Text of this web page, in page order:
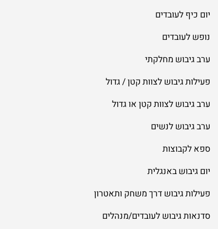
יום כיף לעובדים
נופש לעובדים
ערב גיבוש מחלקתי
פעילות גיבוש לצוות קטן / גדול
ערב גיבוש לצוות קטן או גדול
ערב גיבוש לנשים
ספא לקבוצות
יום גיבוש באנגלית
פעילות גיבוש דרך משחק ותאטרון
סדנאות גיבוש לעובדים/מנהלים